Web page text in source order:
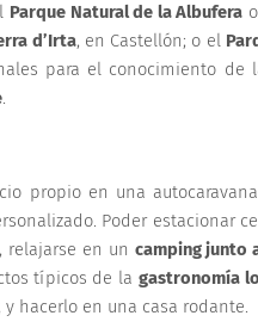
Parque Natural de la Albufera
d’Irta, en Castellón; o el
para el conocimiento de
.
propio en una
Poder estacionar
relajarse en un camping junto
típicos de lagastronomía
hacerlo en una casa rodante.